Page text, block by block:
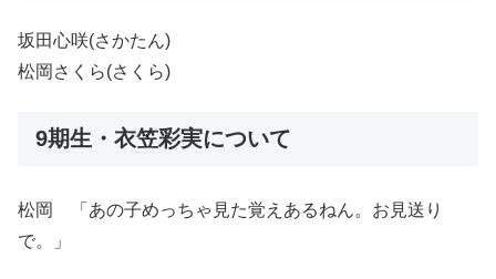
坂田心咲(さかたん)
松岡さくら(さくら)
9期生・衣笠彩実について
松岡 「あの子めっちゃ見た覚えあるねん。お見送り
で。」